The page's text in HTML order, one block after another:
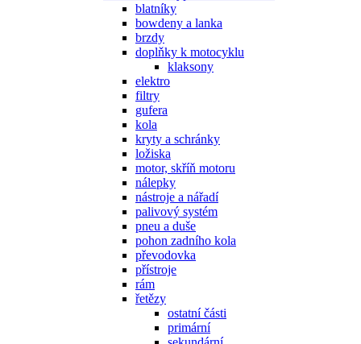
blatníky
bowdeny a lanka
brzdy
doplňky k motocyklu
klaksony
elektro
filtry
gufera
kola
kryty a schránky
ložiska
motor, skříň motoru
nálepky
nástroje a nářadí
palivový systém
pneu a duše
pohon zadního kola
převodovka
přístroje
rám
řetězy
ostatní části
primární